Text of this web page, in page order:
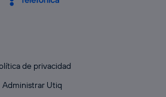
de privacidad
Administrar Utiq